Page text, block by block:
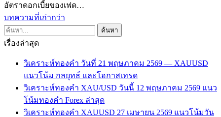
อัตราดอกเบี้ยของเฟด…
บทความที่เก่ากว่า
เรื่องล่าสุด
วิเคราะห์ทองคำ วันที่ 21 พฤษภาคม 2569 — XAUUSD
แนวโน้ม กลยุทธ์ และโอกาสเทรด
วิเคราะห์ทองคำ XAU/USD วันนี้ 12 พฤษภาคม 2569 แนว
โน้มทองคำ Forex ล่าสุด
วิเคราะห์ทองคำ XAUUSD 27 เมษายน 2569 แนวโน้มวัน